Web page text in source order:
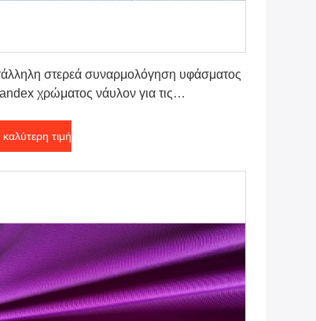
στερεά συναρμολόγηση υφάσματος
χρώματος νάυλον για τις
τιμή